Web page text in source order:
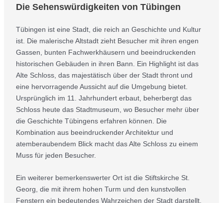
Die Sehenswürdigkeiten von Tübingen
Tübingen ist eine Stadt, die reich an Geschichte und Kultur
ist. Die malerische Altstadt zieht Besucher mit ihren engen
Gassen, bunten Fachwerkhäusern und beeindruckenden
historischen Gebäuden in ihren Bann. Ein Highlight ist das
Alte Schloss, das majestätisch über der Stadt thront und
eine hervorragende Aussicht auf die Umgebung bietet.
Ursprünglich im 11. Jahrhundert erbaut, beherbergt das
Schloss heute das Stadtmuseum, wo Besucher mehr über
die Geschichte Tübingens erfahren können. Die
Kombination aus beeindruckender Architektur und
atemberaubendem Blick macht das Alte Schloss zu einem
Muss für jeden Besucher.
Ein weiterer bemerkenswerter Ort ist die Stiftskirche St.
Georg, die mit ihrem hohen Turm und den kunstvollen
Fenstern ein bedeutendes Wahrzeichen der Stadt darstellt.